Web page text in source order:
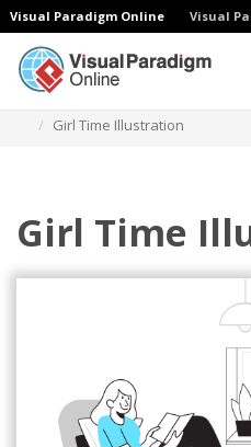
Visual Paradigm Online Visual
Girl Time Illustration
Girl Time